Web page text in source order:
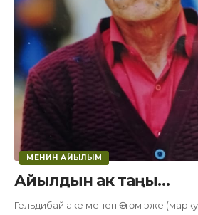
МЕНИН АЙЫЛЫМ
Айылдын ак таңы…
Гельдибай аке менен Өктөм эже